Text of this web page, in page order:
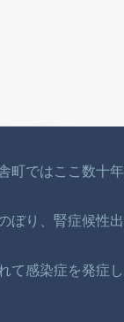
町ではここ数十
ぼり、腎症候性
て感染症を発症